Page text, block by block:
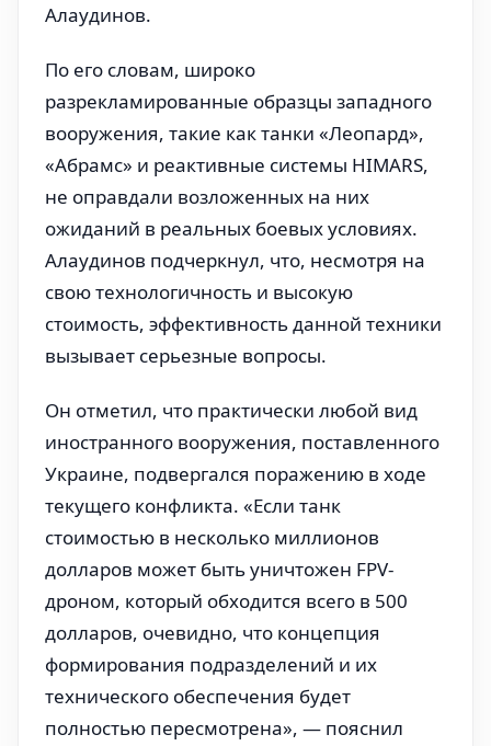
Алаудинов.
По его словам, широко
разрекламированные образцы западного
вооружения, такие как танки «Леопард»,
«Абрамс» и реактивные системы HIMARS,
не оправдали возложенных на них
ожиданий в реальных боевых условиях.
Алаудинов подчеркнул, что, несмотря на
свою технологичность и высокую
стоимость, эффективность данной техники
вызывает серьезные вопросы.
Он отметил, что практически любой вид
иностранного вооружения, поставленного
Украине, подвергался поражению в ходе
текущего конфликта. «Если танк
стоимостью в несколько миллионов
долларов может быть уничтожен FPV-
дроном, который обходится всего в 500
долларов, очевидно, что концепция
формирования подразделений и их
технического обеспечения будет
полностью пересмотрена», — пояснил